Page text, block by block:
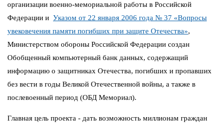
организации военно-мемориальной работы в Российской
Федерации и Указом от 22 января 2006 года № 37 «Вопросы
увековечения памяти погибших при защите Отечества»,
Министерством обороны Российской Федерации создан
Обобщенный компьютерный банк данных, содержащий
информацию о защитниках Отечества, погибших и пропавших
без вести в годы Великой Отечественной войны, а также в
послевоенный период (ОБД Мемориал).
Главная цель проекта - дать возможность миллионам граждан